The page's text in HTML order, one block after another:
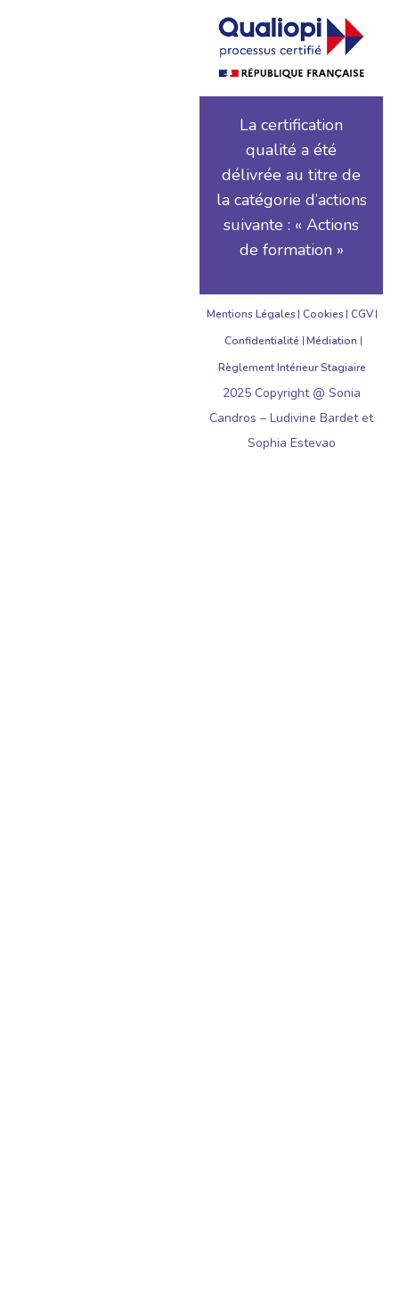
La certification
qualité a été
délivrée au titre de
la catégorie d’actions
suivante : « Actions
de formation »
Mentions Légales Cookies CGV
Confidentialité Médiation
Règlement Intérieur Stagiaire
2025 Copyright @ Sonia
Candros – Ludivine Bardet et
Sophia Estevao